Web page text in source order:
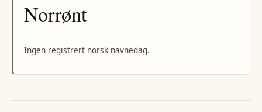
Norrønt
Ingen registrert norsk navnedag.